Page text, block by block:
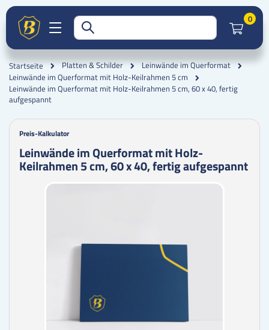
0
Startseite Platten & Schilder
Leinwände im Querformat
Leinwände im Querformat mit Holz-Keilrahmen 5 cm
Leinwände im Querformat mit Holz-Keilrahmen 5 cm, 60 x 40, fertig
aufgespannt
Preis-Kalkulator
Leinwände im Querformat mit Holz-
Keilrahmen 5 cm, 60 x 40, fertig aufgespannt